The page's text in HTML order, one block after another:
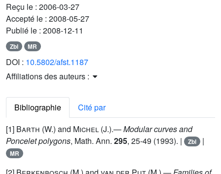
Reçu le : 2006-03-27
Accepté le : 2008-05-27
Publié le : 2008-12-11
Zbl MR
DOI : 10.5802/afst.1187
Affiliations des auteurs :
Bibliographie
Cité par
[1] Barth (W.) and Michel (J.).—Modular curves and
Poncelet polygons, Math. Ann. 295, 25-49 (1993). | Zbl |
MR